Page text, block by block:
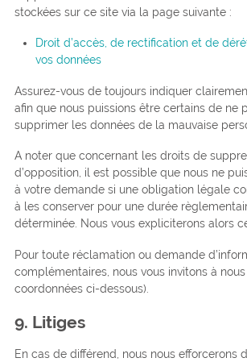
stockées sur ce site via la page suivante :
Droit d’accès, de rectification et de
vos données
Assurez-vous de toujours indiquer
afin que nous puissions être certains de ne
supprimer les données de la mauvaise
A noter que concernant les droits de
d’opposition, il est possible que nous ne
à votre demande si une obligation légale
à les conserver pour une durée
déterminée. Nous vous expliciterons alors
Pour toute réclamation ou demande
complémentaires, nous vous invitons à
coordonnées ci-dessous).
9. Litiges
En cas de différend, nous nous efforcerons